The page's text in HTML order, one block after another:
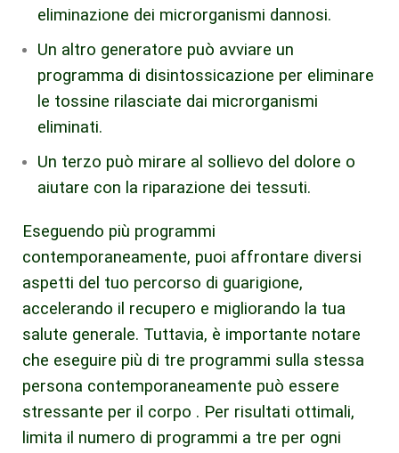
eliminazione dei microrganismi dannosi.
Un altro generatore può avviare un
programma di disintossicazione per eliminare
le tossine rilasciate dai microrganismi
eliminati.
Un terzo può mirare al sollievo del dolore o
aiutare con la riparazione dei tessuti.
Eseguendo più programmi
contemporaneamente, puoi affrontare diversi
aspetti del tuo percorso di guarigione,
accelerando il recupero e migliorando la tua
salute generale. Tuttavia, è importante notare
che eseguire più di tre programmi sulla stessa
persona contemporaneamente può essere
stressante per il corpo . Per risultati ottimali,
limita il numero di programmi a tre per ogni